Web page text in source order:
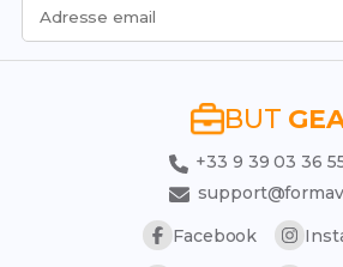
Adresse email
BUT
+33 9 39 03 36
Facebook